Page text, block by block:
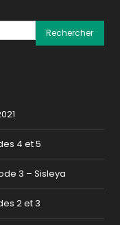
Rechercher :
4 et 5
3 – Sisleya
2 et 3